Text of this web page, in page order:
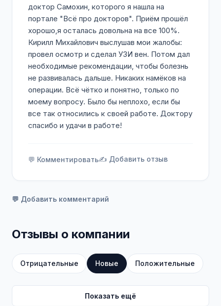
доктор Самохин, которого я нашла на
портале "Всё про докторов". Приём прошёл
хорошо,я осталась довольна на все 100%.
Кирилл Михайлович выслушав мои жалобы:
провел осмотр и сделал УЗИ вен. Потом дал
необходимые рекомендации, чтобы болезнь
не развивалась дальше. Никаких намёков на
операции. Всё чётко и понятно, только по
моему вопросу. Было бы неплохо, если бы
все так относились к своей работе. Доктору
спасибо и удачи в работе!
💬 Комментировать✍️ Добавить отзыв
💬 Добавить комментарий
Отзывы о компании
Отрицательные Новые Положительные
Показать ещё